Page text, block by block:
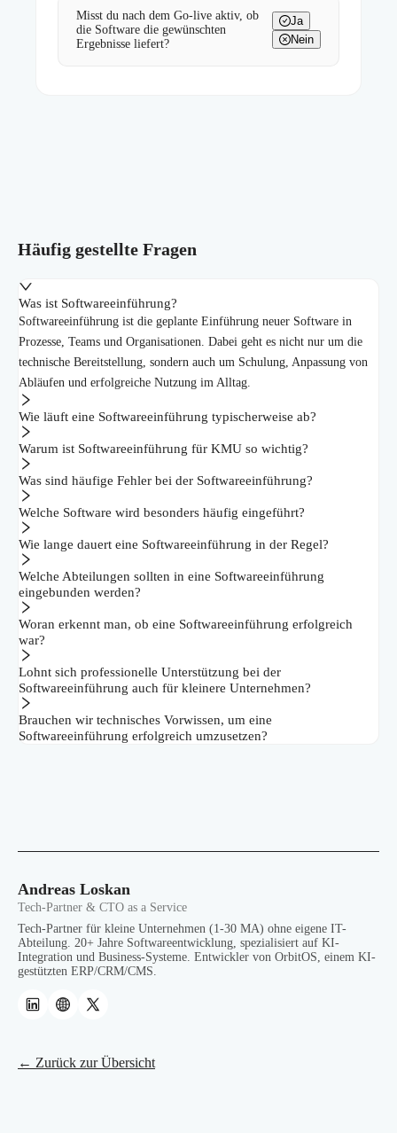
Misst du nach dem Go-live aktiv, ob
die Software die gewünschten
Ergebnisse liefert?
Ja
Nein
Häufig gestellte Fragen
Was ist Softwareeinführung?
Softwareeinführung ist die geplante Einführung neuer Software in
Prozesse, Teams und Organisationen. Dabei geht es nicht nur um die
technische Bereitstellung, sondern auch um Schulung, Anpassung von
Abläufen und erfolgreiche Nutzung im Alltag.
Wie läuft eine Softwareeinführung typischerweise ab?
Warum ist Softwareeinführung für KMU so wichtig?
Was sind häufige Fehler bei der Softwareeinführung?
Welche Software wird besonders häufig eingeführt?
Wie lange dauert eine Softwareeinführung in der Regel?
Welche Abteilungen sollten in eine Softwareeinführung
eingebunden werden?
Woran erkennt man, ob eine Softwareeinführung erfolgreich
war?
Lohnt sich professionelle Unterstützung bei der
Softwareeinführung auch für kleinere Unternehmen?
Brauchen wir technisches Vorwissen, um eine
Softwareeinführung erfolgreich umzusetzen?
Andreas Loskan
Tech-Partner & CTO as a Service
Tech-Partner für kleine Unternehmen (1-30 MA) ohne eigene IT-
Abteilung. 20+ Jahre Softwareentwicklung, spezialisiert auf KI-
Integration und Business-Systeme. Entwickler von OrbitOS, einem KI-
gestützten ERP/CRM/CMS.
← Zurück zur Übersicht